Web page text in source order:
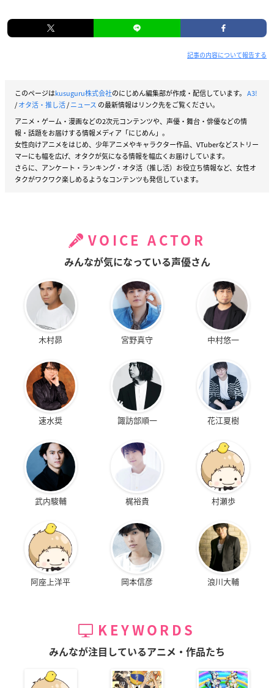
記事の内容について報告する
このページはkusuguru株式会社のにじめん編集部が作成・配信しています。 A3!
/オタ活・推し活/ニュース の最新情報はリンク先をご覧ください。
アニメ・ゲーム・漫画などの2次元コンテンツや、声優・舞台・俳優などの情
報・話題をお届けする情報メディア「にじめん」。
女性向けアニメをはじめ、少年アニメやキャラクター作品、VTuberなどストリー
マーにも幅を広げ、オタクが気になる情報を幅広くお届けしています。
さらに、アンケート・ランキング・オタ活（推し活）お役立ち情報など、女性オ
タクがワクワク楽しめるようなコンテンツも発信しています。
VOICE ACTOR
みんなが気になっている声優さん
木村昴 宮野真守 中村悠一
速水奨 諏訪部順一 花江夏樹
武内駿輔 梶裕貴 村瀬歩
阿座上洋平 岡本信彦 浪川大輔
KEYWORDS
みんなが注目しているアニメ・作品たち